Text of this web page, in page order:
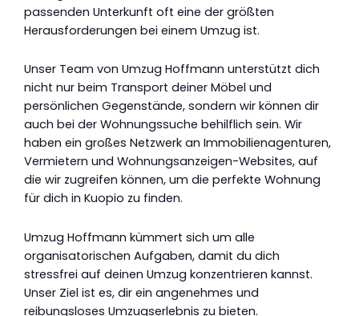
passenden Unterkunft oft eine der größten
Herausforderungen bei einem Umzug ist.
Unser Team von Umzug Hoffmann unterstützt dich
nicht nur beim Transport deiner Möbel und
persönlichen Gegenstände, sondern wir können dir
auch bei der Wohnungssuche behilflich sein. Wir
haben ein großes Netzwerk an Immobilienagenturen,
Vermietern und Wohnungsanzeigen-Websites, auf
die wir zugreifen können, um die perfekte Wohnung
für dich in Kuopio zu finden.
Umzug Hoffmann kümmert sich um alle
organisatorischen Aufgaben, damit du dich
stressfrei auf deinen Umzug konzentrieren kannst.
Unser Ziel ist es, dir ein angenehmes und
reibungsloses Umzugserlebnis zu bieten.